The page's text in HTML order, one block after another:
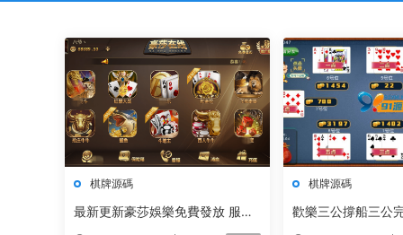
棋牌源碼
最新更新豪莎娛樂免費發放 服務
棋牌源碼
歡樂三公撐船三公